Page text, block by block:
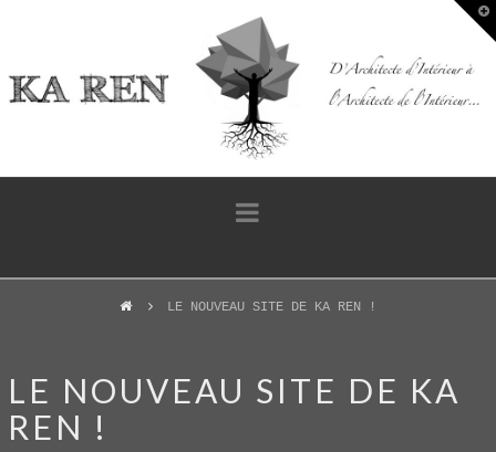
Navigation
LE NOUVEAU SITE DE KA REN !
LE NOUVEAU SITE DE KA
REN !